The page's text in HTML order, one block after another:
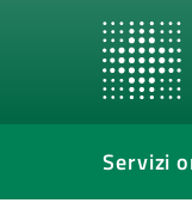
Servizi